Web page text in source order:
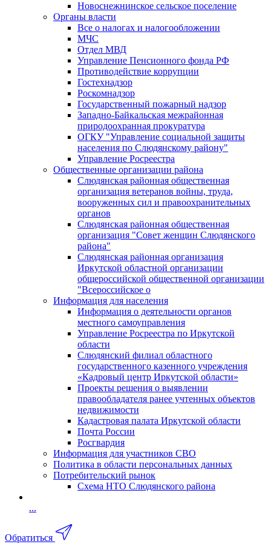
Новоснежнинское сельское поселение
Органы власти
Все о налогах и налогообложении
МЧС
Отдел МВД
Управление Пенсионного фонда РФ
Противодействие коррупции
Гостехнадзор
Роскомнадзор
Государственный пожарный надзор
Западно-Байкальская межрайонная
природоохранная прокуратура
ОГКУ "Управление социальной защиты
населения по Слюдянскому району"
Управление Росреестра
Общественные организации района
Слюдянская районная общественная
организация ветеранов войны, труда,
вооруженных сил и правоохранительных
органов
Слюдянская районная общественная
организация "Совет женщин Слюдянского
района"
Слюдянская районная организация
Иркутской областной организации
общероссийской общественной организации
"Всероссийское о
Информация для населения
Информация о деятельности органов
местного самоуправления
Управление Росреестра по Иркутской
области
Слюдянский филиал областного
государственного казенного учреждения
«Кадровый центр Иркутской области»
Проекты решения о выявлении
правообладателя ранее учтенных объектов
недвижимости
Кадастровая палата Иркутской области
Почта России
Росгвардия
Информация для участников СВО
Политика в области персональных данных
Потребительский рынок
Схема НТО Слюдянского района
...
Обратиться